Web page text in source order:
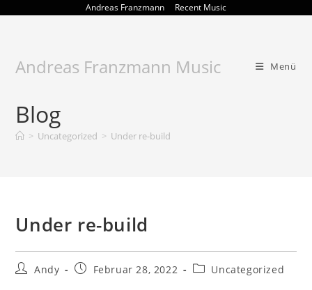
Andreas Franzmann Recent Music
Andreas Franzmann Music Menü
Blog
> Uncategorized > Under re-build
Under re-build
Beitrags-
Andy
BeitragFebruar 28, 2022
Beitrags-
Uncategorized